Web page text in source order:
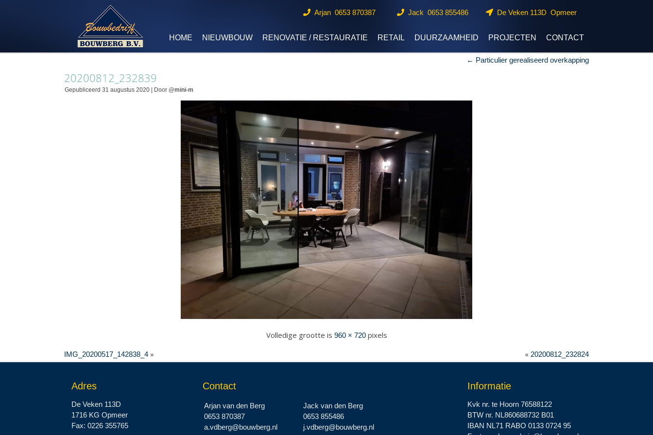
Arjan 0653 870387 Jack 0653 855486 De Veken 113D Opmeer
HOME NIEUWBOUW RENOVATIE / RESTAURATIE RETAIL DUURZAAMHEID PROJECTEN CONTACT
← Particulier gerealiseerd overkapping
20200812_232839
Gepubliceerd 31 augustus 2020 Door @mini-m
Volledige grootte is 960 × 720pixels
IMG_20200517_142838_4 » « 20200812_232824
Adres
De Veken 113D
1716 KG Opmeer
Fax: 0226 355765
Contact
Arjan van den Berg
0653 870387
a.vdberg@bouwberg.nl
Jack van den Berg
0653 855486
j.vdberg@bouwberg.nl
Informatie
Kvk nr. te Hoorn 76588122
BTW nr. NL860688732 B01
IBAN NL71 RABO 0133 0724 95